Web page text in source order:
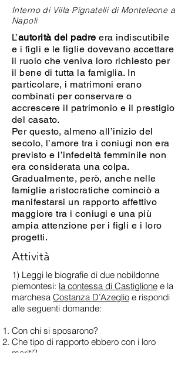
Interno di Villa Pignatelli di Monteleone a
Napoli
L’autorità del padre era indiscutibile
e i figli e le figlie dovevano accettare
il ruolo che veniva loro richiesto per
il bene di tutta la famiglia. In
particolare, i matrimoni erano
combinati per conservare o
accrescere il patrimonio e il prestigio
del casato.
Per questo, almeno all’inizio del
secolo, l’amore tra i coniugi non era
previsto e l’infedeltà femminile non
era considerata una colpa.
Gradualmente, però, anche nelle
famiglie aristocratiche cominciò a
manifestarsi un rapporto affettivo
maggiore tra i coniugi e una più
ampia attenzione per i figli e i loro
progetti.
Attività
1) Leggi le biografie di due nobildonne
piemontesi: la contessa di Castiglione e la
marchesa Costanza D’Azeglio e rispondi
alle seguenti domande:
Con chi si sposarono?
Che tipo di rapporto ebbero con i loro
mariti?